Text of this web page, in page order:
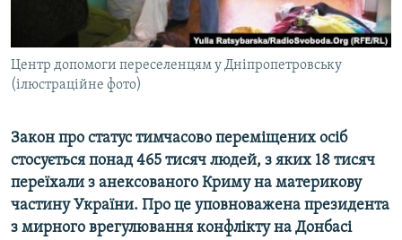
СВІДЧЕННЯ ОКУПАЦІЇ
УКРАЇНСЬКА ПРОБЛЕМА КРИМУ
ІНФОГРАФІКА
ДОЛУЧАЙСЯ!
Усі сайти RFE/RL
Центр допомоги переселенцям у Дніпропетровську
(ілюстраційне фото)
Закон про статус тимчасово переміщених осіб
стосується понад 465 тисяч людей, з яких 18 тисяч
переїхали з анексованого Криму на материкову
частину України. Про це уповноважена президента
з мирного врегулювання конфлікту на Донбасі